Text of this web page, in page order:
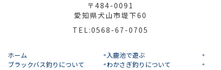
〒484-0091
愛知県犬山市堤下60
TEL:0568-67-0705
ホーム
入鹿池で遊ぶ
ブラックバス釣りについて
わかさぎ釣りについて